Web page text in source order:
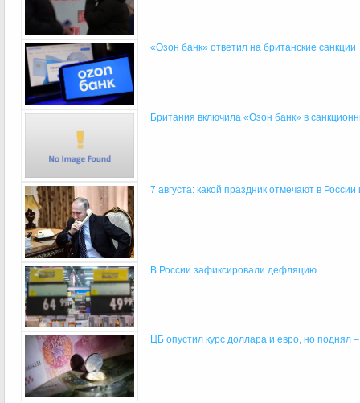
«Озон банк» ответил на британские санкции
Британия включила «Озон банк» в
7 августа: какой праздник отмечают в
В России зафиксировали дефляцию
ЦБ опустил курс доллара и евро, но поднял